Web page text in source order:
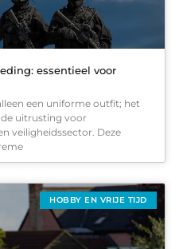
essentieel voor
een uniforme outfit; het
de uitrusting voor
veiligheidssector. Deze
HOBBY EN VRIJE TIJD